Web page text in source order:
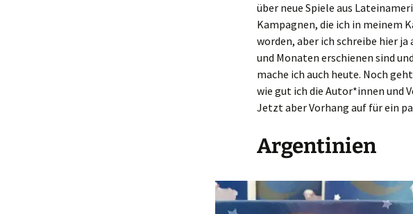
über neue Spiele aus
Kampagnen, die ich in meinem
worden, aber ich schreibe hier
und Monaten erschienen sind
mache ich auch heute. Noch
wie gut ich die Autor*innen und
Jetzt aber Vorhang auf für ein
Argentinien